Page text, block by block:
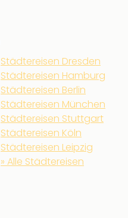
Städtereisen Dresden
Städtereisen Hamburg
Städtereisen Berlin
Städtereisen München
Städtereisen Stuttgart
Städtereisen Köln
Städtereisen Leipzig
» Alle Städtereisen